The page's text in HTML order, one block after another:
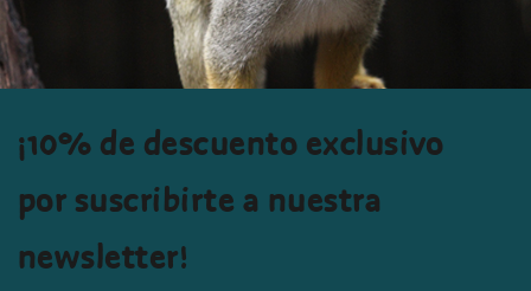
¡10% de descuento exclusivo
por suscribirte a nuestra
newsletter!